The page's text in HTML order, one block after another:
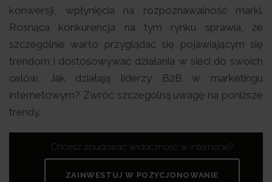
konwersji, wpłynięcia na rozpoznawalność marki.
Rosnąca konkurencja na tym rynku sprawia, że
szczególnie warto przyglądać się pojawiającym się
trendom i dostosowywać działania w sieci do swoich
celów. Jak działają liderzy B2B w marketingu
internetowym? Zwróć szczególną uwagę na poniższe
trendy.
Chcesz zbudować widoczność w internecie?
ZAINWESTUJ W POZYCJONOWANIE